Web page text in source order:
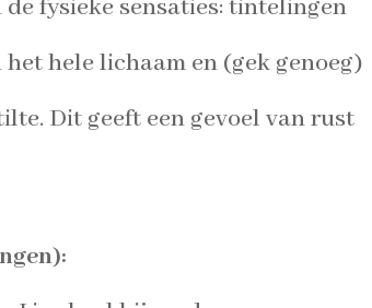
fysieke sensaties: tintelingen
hele lichaam en (gek genoeg)
Dit geeft een gevoel van rust